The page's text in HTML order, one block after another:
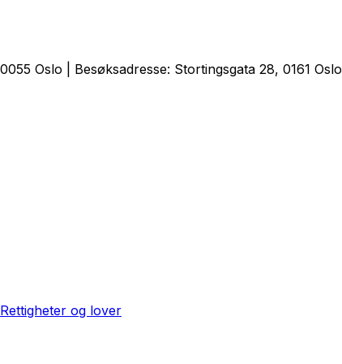
Oslo | Besøksadresse: Stortingsgata 28, 0161 Oslo
Rettigheter og lover